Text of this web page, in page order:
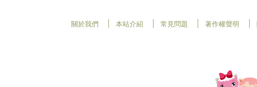
關於我們 本站介紹 常見問題 著作權聲明